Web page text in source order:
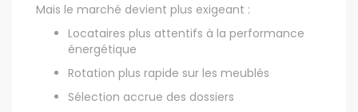
Mais le marché devient plus exigeant :
Locataires plus attentifs à la performance
énergétique
Rotation plus rapide sur les meublés
Sélection accrue des dossiers